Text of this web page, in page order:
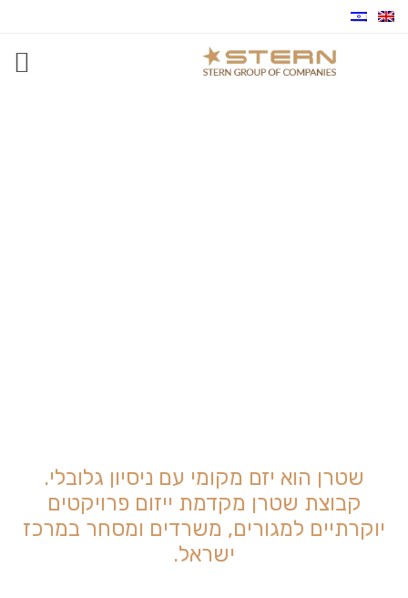
שטרן הוא יזם מקומי עם ניסיון גלובלי.
קבוצת שטרן מקדמת ייזום פרויקטים
יוקרתיים למגורים, משרדים ומסחר במרכז
ישראל.